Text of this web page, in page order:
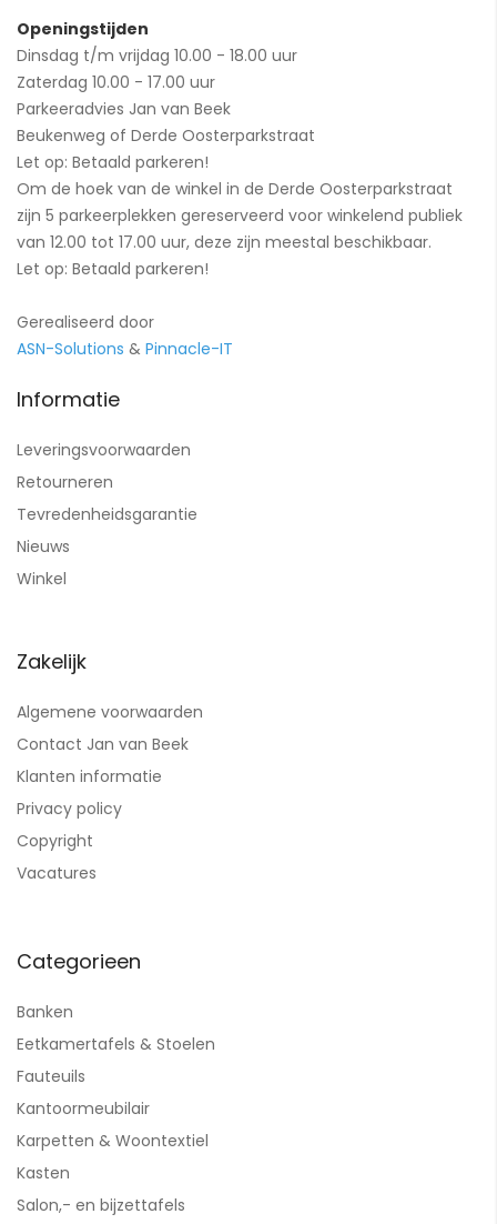
Openingstijden
Dinsdag t/m vrijdag 10.00 - 18.00 uur
Zaterdag 10.00 - 17.00 uur
Parkeeradvies Jan van Beek
Beukenweg of Derde Oosterparkstraat
Let op: Betaald parkeren!
Om de hoek van de winkel in de Derde Oosterparkstraat
zijn 5 parkeerplekken gereserveerd voor winkelend publiek
van 12.00 tot 17.00 uur, deze zijn meestal beschikbaar.
Let op: Betaald parkeren!
Gerealiseerd door
ASN-Solutions & Pinnacle-IT
Informatie
Leveringsvoorwaarden
Retourneren
Tevredenheidsgarantie
Nieuws
Winkel
Zakelijk
Algemene voorwaarden
Contact Jan van Beek
Klanten informatie
Privacy policy
Copyright
Vacatures
Categorieen
Banken
Eetkamertafels & Stoelen
Fauteuils
Kantoormeubilair
Karpetten & Woontextiel
Kasten
Salon,- en bijzettafels